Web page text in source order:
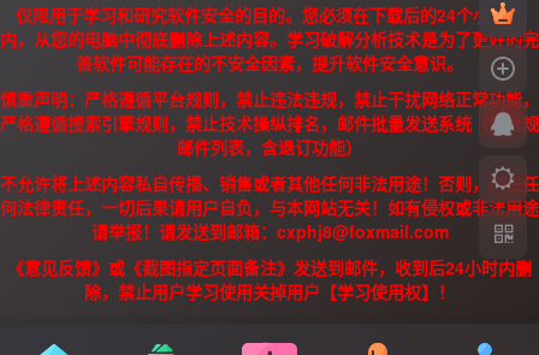
仅限用于学习和研究软件安全的目的。您必须在下载后的24个小时之
内，从您的电脑中彻底删除上述内容。学习破解分析技术是为了更好的完
善软件可能存在的不安全因素，提升软件安全意识。
慎重声明：严格遵循平台规则，禁止违法违规，禁止干扰网络正常功能，
严格遵循搜索引擎规则，禁止技术操纵排名，邮件批量发送系统（需合规
邮件列表，含退订功能）
不允许将上述内容私自传播、销售或者其他任何非法用途！否则，产生任
何法律责任，一切后果请用户自负，与本网站无关！如有侵权或非法用途
请举报！请发送到邮箱：cxphj8@foxmail.com
《意见反馈》或《截图指定页面备注》发送到邮件，收到后24小时内删
除，禁止用户学习使用关掉用户【学习使用权】！